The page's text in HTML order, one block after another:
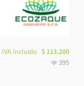
IVA Incluido $ 113.200
395